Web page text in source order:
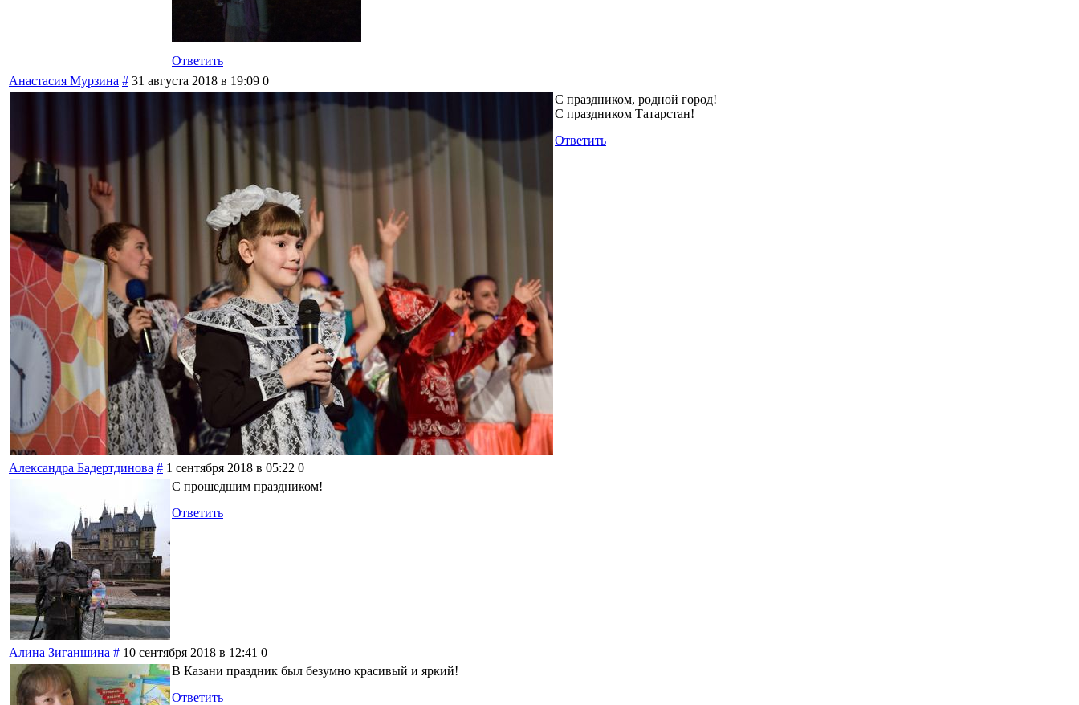
Ответить
Анастасия Мурзина # 31 августа 2018 в 19:09 0
С праздником, родной город!
С праздником Татарстан!
Ответить
Александра Бадертдинова # 1 сентября 2018 в 05:22 0
С прошедшим праздником!
Ответить
Алина Зиганшина # 10 сентября 2018 в 12:41 0
В Казани праздник был безумно красивый и яркий!
Ответить